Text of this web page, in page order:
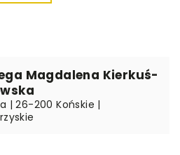
Magdalena Kierkuś-
| 26-200 Końskie |